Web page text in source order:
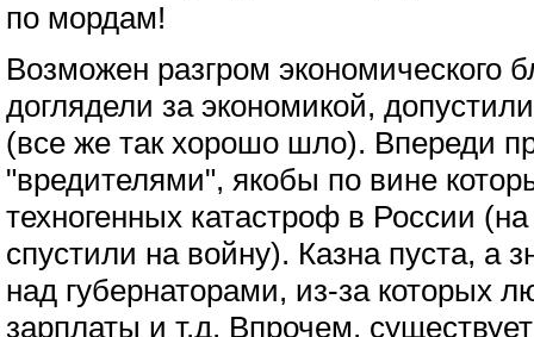
по мордам!
Возможен разгром экономического
доглядели за экономикой,
(все же так хорошо шло). Впереди
"вредителями", якобы по вине
техногенных катастроф в России
спустили на войну). Казна пуста, а
над губернаторами, из-за которых
зарплаты и т.д. Впрочем,